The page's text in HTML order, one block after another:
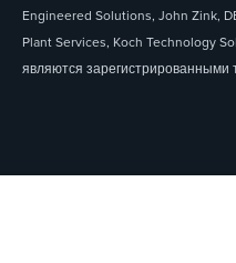
Engineered Solutions, John Zink,
Plant Services, Koch Technology
являются зарегистрированными